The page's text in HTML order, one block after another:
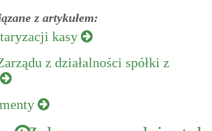
z artykułem:
kasy
z działalności spółki z